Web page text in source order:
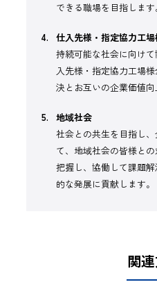
できる職場を目指します
仕入先様・指定協力工場
持続可能な社会に向け
入先様・指定協力工場
決とお互いの企業価値向
地域社会
社会との共生を目指し
て、地域社会の皆様と
把握し、協働して課題
的な発展に貢献します。
関